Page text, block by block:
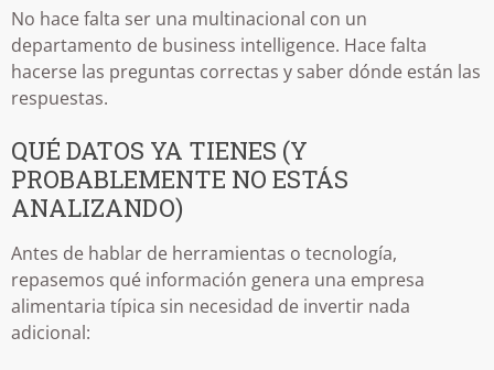
No hace falta ser una multinacional con un
departamento de business intelligence. Hace falta
hacerse las preguntas correctas y saber dónde están las
respuestas.
QUÉ DATOS YA TIENES (Y
PROBABLEMENTE NO ESTÁS
ANALIZANDO)
Antes de hablar de herramientas o tecnología,
repasemos qué información genera una empresa
alimentaria típica sin necesidad de invertir nada
adicional: